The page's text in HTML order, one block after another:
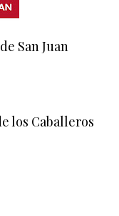
San Juan
los Caballeros